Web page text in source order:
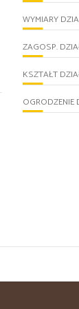
WYMIARY
ZAGOSP.
KSZTAŁT
OGRODZENIE